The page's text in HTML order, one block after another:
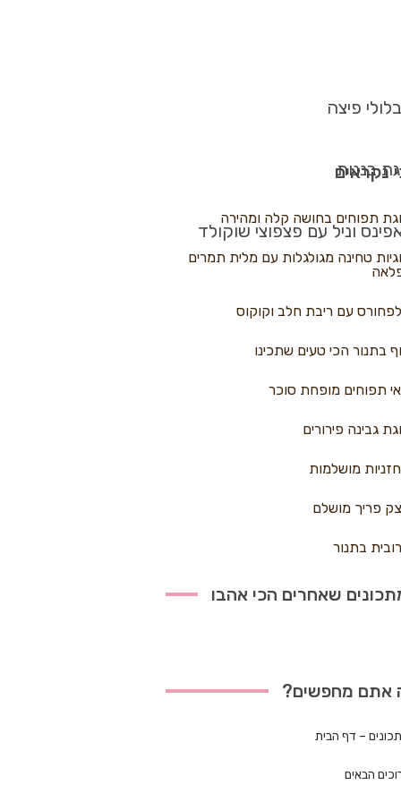
פיצה
בננות
וניל עם פצפוצי שוקולד
נקראים
תפוחים בחושה קלה ומהירה
טחינה מגולגלות עם מלית תמרים
עם ריבת חלב וקוקוס
בתנור הכי טעים שתכינו
תפוחים מופחת סוכר
גבינה פירורים
מושלמות
פריך מושלם
בתנור
שאחרים הכי אהבו
אתם מחפשים?
– דף הבית
הבאים